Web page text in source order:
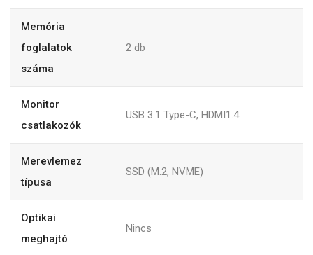
Memória
foglalatok
száma
2 db
Monitor
csatlakozók
USB 3.1 Type-C, HDMI1.4
Merevlemez
típusa
SSD (M.2, NVME)
Optikai
meghajtó
Nincs